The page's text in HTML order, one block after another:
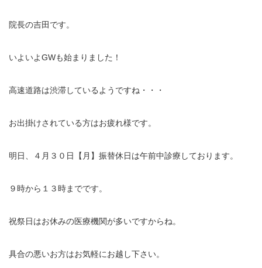
院長の吉田です。
いよいよGWも始まりました！
高速道路は渋滞しているようですね・・・
お出掛けされている方はお疲れ様です。
明日、４月３０日【月】振替休日は午前中診療しております。
９時から１３時までです。
祝祭日はお休みの医療機関が多いですからね。
具合の悪いお方はお気軽にお越し下さい。
NEWスーパーライザーEX
超音波診断装置
US-777 超音波治療器